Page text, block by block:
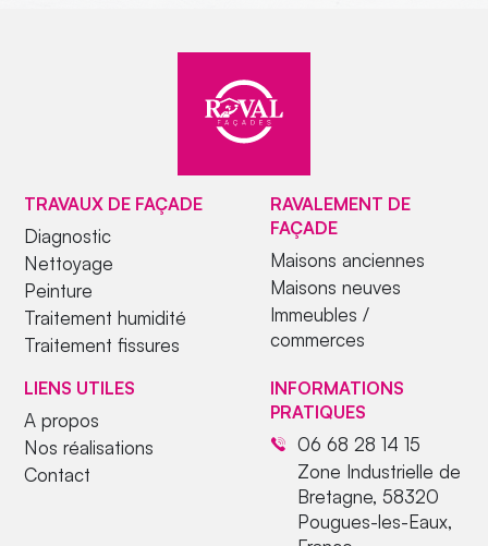
TRAVAUX DE FAÇADE
Diagnostic
Nettoyage
Peinture
Traitement humidité
Traitement fissures
RAVALEMENT DE
FAÇADE
Maisons anciennes
Maisons neuves
Immeubles /
commerces
LIENS UTILES
A propos
Nos réalisations
Contact
INFORMATIONS
PRATIQUES
06 68 28 14 15
Zone Industrielle de
Bretagne, 58320
Pougues-les-Eaux,